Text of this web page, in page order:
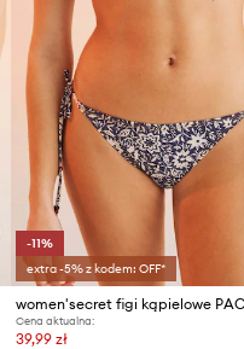
-11%
extra -5% z kodem: OFF*
women'secret figi kąpielowe
Cena aktualna:
39,99 zł